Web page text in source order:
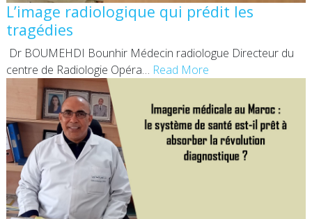
L’image radiologique qui prédit les
tragédies
Dr BOUMEHDI Bounhir Médecin radiologue Directeur du
centre de Radiologie Opéra… Read More